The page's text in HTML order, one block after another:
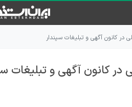
کانون آگهی و تبلیغات سپندار
کانون آگهی و تبلیغات